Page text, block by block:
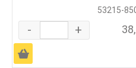
53215-
- +
Ä